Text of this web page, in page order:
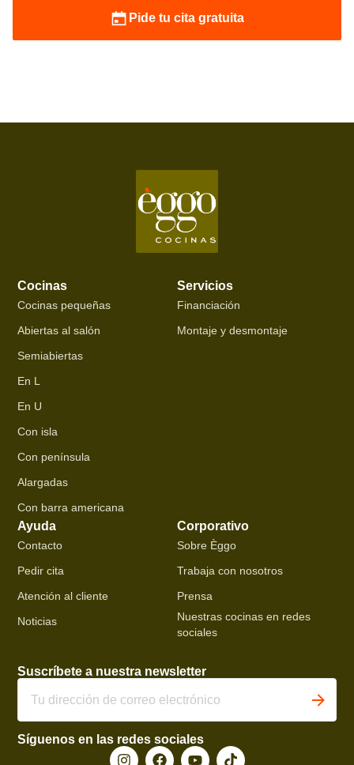
Pide tu cita gratuita
Cocinas
Cocinas pequeñas
Abiertas al salón
Semiabiertas
En L
En U
Con isla
Con península
Alargadas
Con barra americana
Servicios
Financiación
Montaje y desmontaje
Ayuda
Contacto
Pedir cita
Atención al cliente
Noticias
Corporativo
Sobre Èggo
Trabaja con nosotros
Prensa
Nuestras cocinas en redes
sociales
Suscríbete a nuestra newsletter
Síguenos en las redes sociales